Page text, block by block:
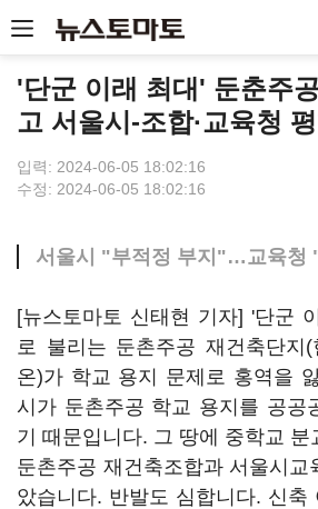
'단군 이래 최대' 둔춘주
고 서울시-조합·교육청
입력: 2024-06-05 18:02:16
수정: 2024-06-05 18:02:16
서울시 "부적정 부지"…교육청
[뉴스토마토 신태현 기자] '단군
로 불리는 둔촌주공 재건축단지(
온)가 학교 용지 문제로 홍역을
시가 둔촌주공 학교 용지를 공공
기 때문입니다. 그 땅에 중학교 분
둔촌주공 재건축조합과 서울시교
았습니다. 반발도 심합니다. 신축